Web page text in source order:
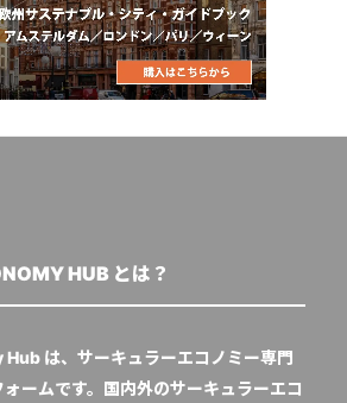
HUB とは？
は、サーキュラーエコノミー専門
ームです。国内外のサーキュラーエコ